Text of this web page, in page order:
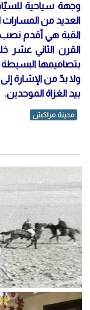
وجهة سياحية
العديد من
القبة هي أقدم نصب
القرن الثاني عشر
بتصاميمها البسيطة
ولا بدّ من الإشارة
بيد الغزاة الموحدين.
مدينة مراكش